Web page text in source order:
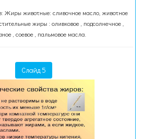
Жиры животные: сливочное масло, животное
жиры : оливковое , подсолнечное ,
, соевое , пальмовое масла.
Слайд 5